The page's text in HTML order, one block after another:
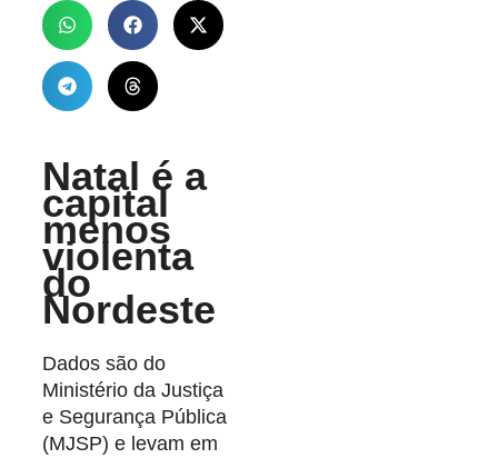
Natal é a
capital
menos
violenta
do
Nordeste
Dados são do
Ministério da Justiça
e Segurança Pública
(MJSP) e levam em